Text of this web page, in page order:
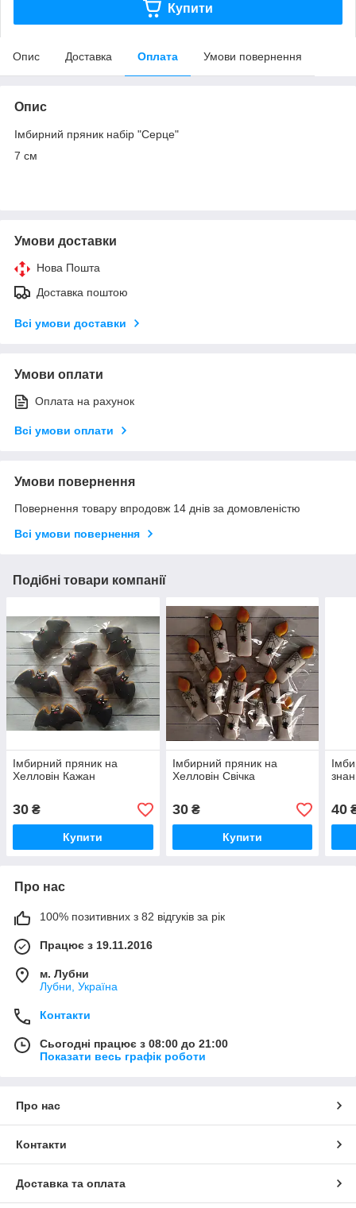
Купити
Опис Доставка Оплата Умови повернення
Опис
Імбирний пряник набір "Серце"
7 см
Умови доставки
Нова Пошта
Доставка поштою
Всі умови доставки
Умови оплати
Оплата на рахунок
Всі умови оплати
Умови повернення
Повернення товару впродовж 14 днів за домовленістю
Всі умови повернення
Подібні товари компанії
Імбирний пряник на
Хелловін Кажан
30 ₴
Купити
Імбирний пряник на
Хелловін Свічка
30₴
Купити
40
Про нас
100% позитивних з 82 відгуків за рік
Працює з 19.11.2016
м. Лубни
Лубни, Україна
Контакти
Сьогодні працює з 08:00 до 21:00
Показати весь графік роботи
Про нас
Контакти
Доставка та оплата